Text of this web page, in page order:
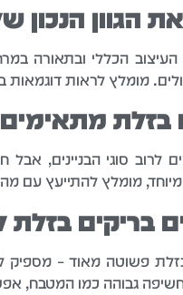
הגוון הנכון
העיצוב הכללי ובתאורה
מומלץ לראות
מתאימים
לרוב סוגי הבניינים,
מומלץ להתייעץ עם
בריקים בזלת
פשוטה מאוד – מספיק
חשיפה גבוהה כמו המטבח,